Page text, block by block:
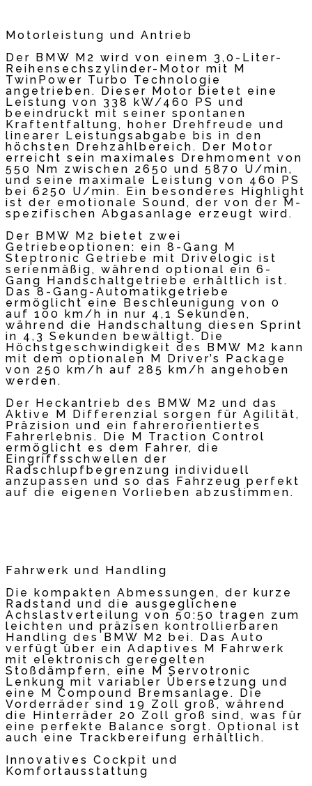
Motorleistung und Antrieb
Der BMW M2 wird von einem 3,0-Liter-
Reihensechszylinder-Motor mit M
TwinPower Turbo Technologie
angetrieben. Dieser Motor bietet eine
Leistung von 338 kW/460 PS und
beeindruckt mit seiner spontanen
Kraftentfaltung, hoher Drehfreude und
linearer Leistungsabgabe bis in den
höchsten Drehzahlbereich. Der Motor
erreicht sein maximales Drehmoment von
550 Nm zwischen 2650 und 5870 U/min,
und seine maximale Leistung von 460 PS
bei 6250 U/min. Ein besonderes Highlight
ist der emotionale Sound, der von der M-
spezifischen Abgasanlage erzeugt wird.
Der BMW M2 bietet zwei
Getriebeoptionen: ein 8-Gang M
Steptronic Getriebe mit Drivelogic ist
serienmäßig, während optional ein 6-
Gang Handschaltgetriebe erhältlich ist.
Das 8-Gang-Automatikgetriebe
ermöglicht eine Beschleunigung von 0
auf 100 km/h in nur 4,1 Sekunden,
während die Handschaltung diesen Sprint
in 4,3 Sekunden bewältigt. Die
Höchstgeschwindigkeit des BMW M2 kann
mit dem optionalen M Driver’s Package
von 250 km/h auf 285 km/h angehoben
werden.
Der Heckantrieb des BMW M2 und das
Aktive M Differenzial sorgen für Agilität,
Präzision und ein fahrerorientiertes
Fahrerlebnis. Die M Traction Control
ermöglicht es dem Fahrer, die
Eingriffsschwellen der
Radschlupfbegrenzung individuell
anzupassen und so das Fahrzeug perfekt
auf die eigenen Vorlieben abzustimmen.
Fahrwerk und Handling
Die kompakten Abmessungen, der kurze
Radstand und die ausgeglichene
Achslastverteilung von 50:50 tragen zum
leichten und präzisen kontrollierbaren
Handling des BMW M2 bei. Das Auto
verfügt über ein Adaptives M Fahrwerk
mit elektronisch geregelten
Stoßdämpfern, eine M Servotronic
Lenkung mit variabler Übersetzung und
eine M Compound Bremsanlage. Die
Vorderräder sind 19 Zoll groß, während
die Hinterräder 20 Zoll groß sind, was für
eine perfekte Balance sorgt. Optional ist
auch eine Trackbereifung erhältlich.
Innovatives Cockpit und
Komfortausstattung